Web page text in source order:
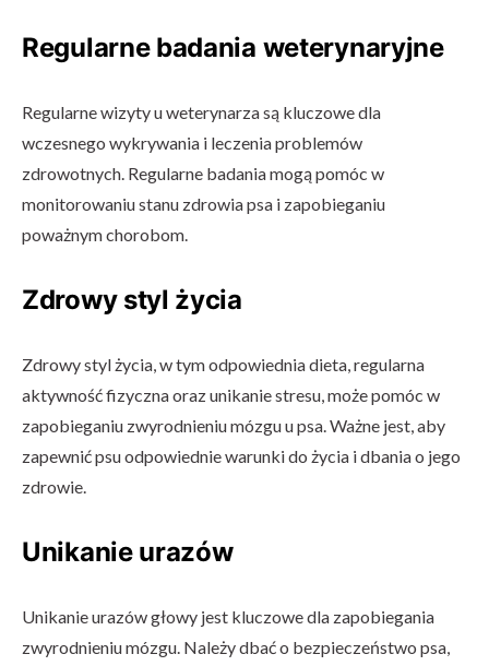
Regularne badania weterynaryjne
Regularne wizyty u weterynarza są kluczowe dla
wczesnego wykrywania i leczenia problemów
zdrowotnych. Regularne badania mogą pomóc w
monitorowaniu stanu zdrowia psa i zapobieganiu
poważnym chorobom.
Zdrowy styl życia
Zdrowy styl życia, w tym odpowiednia dieta, regularna
aktywność fizyczna oraz unikanie stresu, może pomóc w
zapobieganiu zwyrodnieniu mózgu u psa. Ważne jest, aby
zapewnić psu odpowiednie warunki do życia i dbania o jego
zdrowie.
Unikanie urazów
Unikanie urazów głowy jest kluczowe dla zapobiegania
zwyrodnieniu mózgu. Należy dbać o bezpieczeństwo psa,